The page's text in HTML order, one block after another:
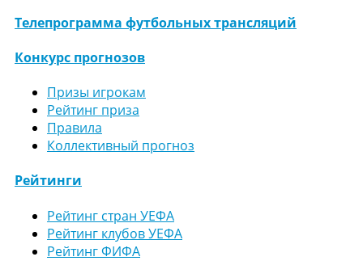
Телепрограмма футбольных трансляций
Конкурс прогнозов
Призы игрокам
Рейтинг приза
Правила
Коллективный прогноз
Рейтинги
Рейтинг стран УЕФА
Рейтинг клубов УЕФА
Рейтинг ФИФА